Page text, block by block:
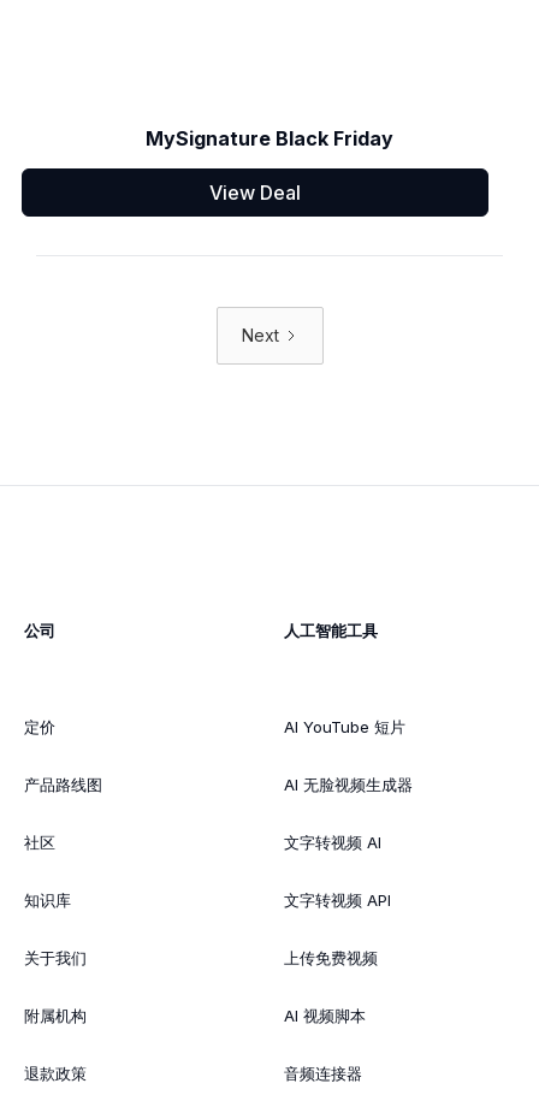
MySignature Black Friday
View Deal
Next
公司
定价
产品路线图
社区
知识库
关于我们
附属机构
退款政策
人工智能工具
AI YouTube 短片
AI 无脸视频生成器
文字转视频 AI
文字转视频 API
上传免费视频
AI 视频脚本
音频连接器